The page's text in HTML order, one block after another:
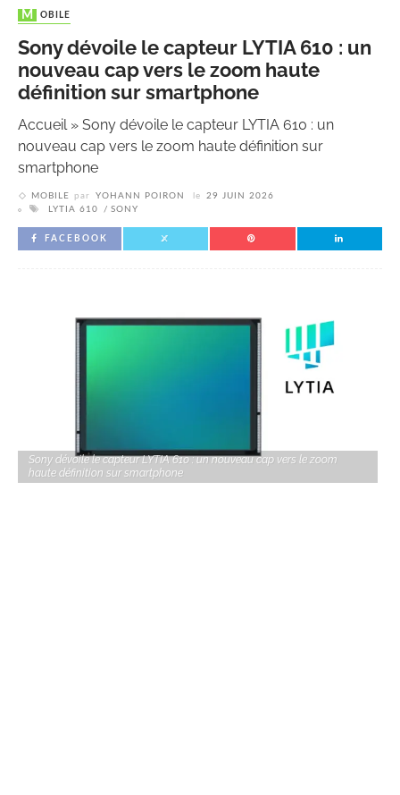
MOBILE
Sony dévoile le capteur LYTIA 610 : un
nouveau cap vers le zoom haute
définition sur smartphone
Accueil» Sony dévoile le capteur LYTIA 610 : un
nouveau cap vers le zoom haute définition sur
smartphone
MOBILE par YOHANN POIRON le
29 JUIN 2026
LYTIA 610
SONY
FACEBOOK
Sony dévoile le capteur LYTIA 610 : un nouveau cap vers le zoom
haute définition sur smartphone